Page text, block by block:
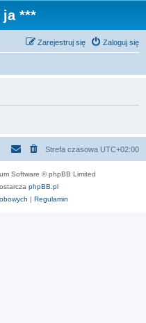
ja ***
Zaloguj się
Zarejestruj się
Strefa czasowa UTC+02:00
Software © phpBB Limited
phpBB.pl
| Regulamin